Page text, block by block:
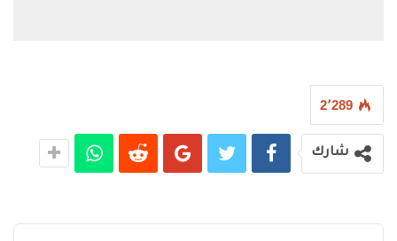
2٬289
شارك